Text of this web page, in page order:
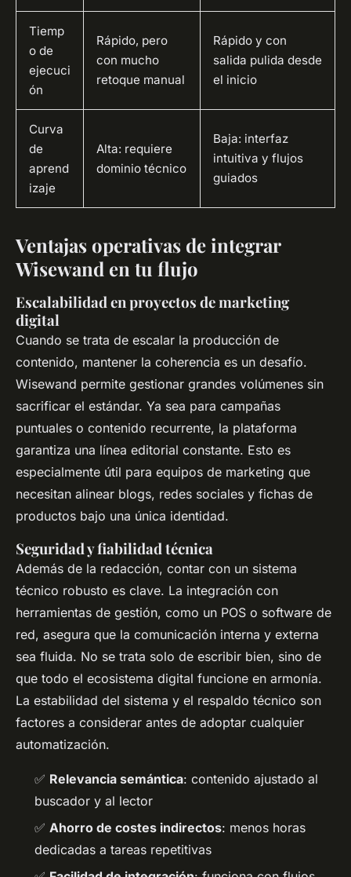
Tiemp
o de
ejecuci
ón
Rápido, pero
con mucho
retoque manual
Rápido y con
salida pulida desde
el inicio
Curva
de
aprend
izaje
Alta: requiere
dominio técnico
Baja: interfaz
intuitiva y flujos
guiados
Ventajas operativas de integrar
Wisewand en tu flujo
Escalabilidad en proyectos de marketing
digital
Cuando se trata de escalar la producción de
contenido, mantener la coherencia es un desafío.
Wisewand permite gestionar grandes volúmenes sin
sacrificar el estándar. Ya sea para campañas
puntuales o contenido recurrente, la plataforma
garantiza una línea editorial constante. Esto es
especialmente útil para equipos de marketing que
necesitan alinear blogs, redes sociales y fichas de
productos bajo una única identidad.
Seguridad y fiabilidad técnica
Además de la redacción, contar con un sistema
técnico robusto es clave. La integración con
herramientas de gestión, como un POS o software de
red, asegura que la comunicación interna y externa
sea fluida. No se trata solo de escribir bien, sino de
que todo el ecosistema digital funcione en armonía.
La estabilidad del sistema y el respaldo técnico son
factores a considerar antes de adoptar cualquier
automatización.
✅ Relevancia semántica: contenido ajustado al
buscador y al lector
✅ Ahorro de costes indirectos: menos horas
dedicadas a tareas repetitivas